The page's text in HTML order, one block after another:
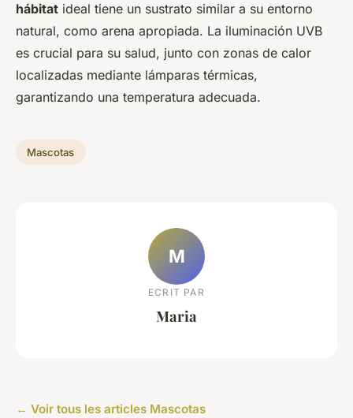
hábitat ideal tiene un sustrato similar a su entorno
natural, como arena apropiada. La iluminación UVB
es crucial para su salud, junto con zonas de calor
localizadas mediante lámparas térmicas,
garantizando una temperatura adecuada.
Mascotas
M
ECRIT PAR
Maria
← Voir tous les articles Mascotas